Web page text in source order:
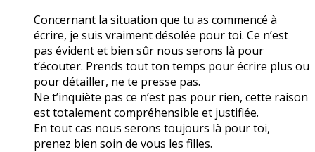
Concernant la situation que tu as commencé à
écrire, je suis vraiment désolée pour toi. Ce n’est
pas évident et bien sûr nous serons là pour
t’écouter. Prends tout ton temps pour écrire plus ou
pour détailler, ne te presse pas.
Ne t’inquiète pas ce n’est pas pour rien, cette raison
est totalement compréhensible et justifiée.
En tout cas nous serons toujours là pour toi,
prenez bien soin de vous les filles.